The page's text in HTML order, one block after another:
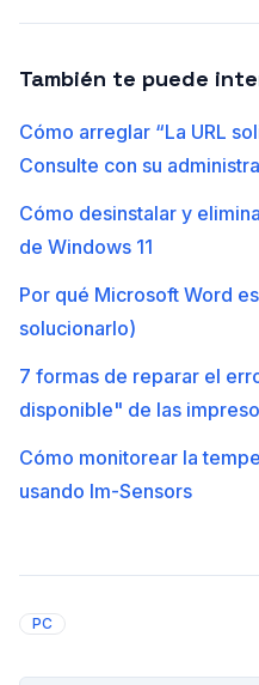
También te puede
Cómo arreglar “La URL
Consulte con su
Cómo desinstalar y
de Windows 11
Por qué Microsoft Word
solucionarlo)
7 formas de reparar el
disponible" de las
Cómo monitorear la
usando lm-Sensors
PC